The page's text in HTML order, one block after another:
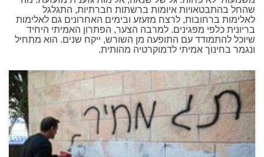
שהחל בהתבטאויות איומות ברשתות חברתיות, התגלגל
לאלימות ברחובות, לרצח מזעזע ובימים האחרונים גם לאלימות
בריונית כלפי מפגינים. למרבה הצער, הפתרון האמיתי היחיד
שיוכל להתמודד עם התופעה מן השורש, ייקח שנים. הוא מתחיל
ונגמר בחינוך אמיתי לדמוקרטיה מהותית.